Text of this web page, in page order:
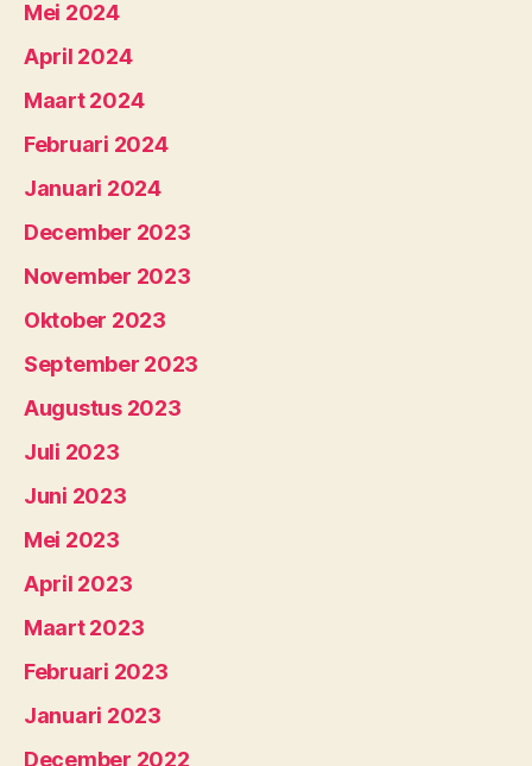
Mei 2024
April 2024
Maart 2024
Februari 2024
Januari 2024
December 2023
November 2023
Oktober 2023
September 2023
Augustus 2023
Juli 2023
Juni 2023
Mei 2023
April 2023
Maart 2023
Februari 2023
Januari 2023
December 2022